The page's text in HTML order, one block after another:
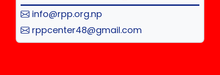
info@rpp.org.np
rppcenter48@gmail.com